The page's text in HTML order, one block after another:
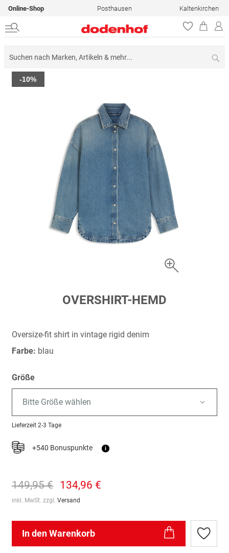
Online-Shop Posthausen Kaltenkirchen
Zum
Ende
-10%
springen
OVERSHIRT-HEMD
Oversize-fit shirt in vintage rigid denim
Farbe: blau
Größe
Bitte Größe wählen
Lieferzeit 2-3 Tage
+540 Bonuspunkte i
149,95 € 134,96 €
inkl. MwSt. zzgl. Versand
In den Warenkorb
Zur